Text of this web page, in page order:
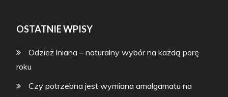
OSTATNIE WPISY
Odzież lniana – naturalny wybór na każdą porę
roku
Czy potrzebna jest wymiana amalgamatu na